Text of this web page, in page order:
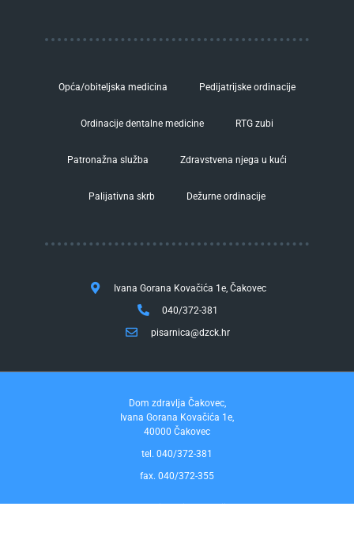
Opća/obiteljska medicina Pedijatrijske ordinacije
Ordinacije dentalne medicine RTG zubi
Patronažna služba Zdravstvena njega u kući
Palijativna skrb Dežurne ordinacije
Ivana Gorana Kovačića 1e, Čakovec
040/372-381
pisarnica@dzck.hr
Dom zdravlja Čakovec,
Ivana Gorana Kovačića 1e,
40000 Čakovec
tel. 040/372-381
fax. 040/372-355
Pravo na pristup informacijama